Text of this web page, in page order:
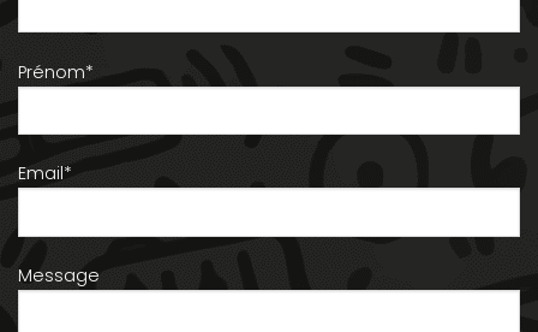
Prénom*
Email*
Message